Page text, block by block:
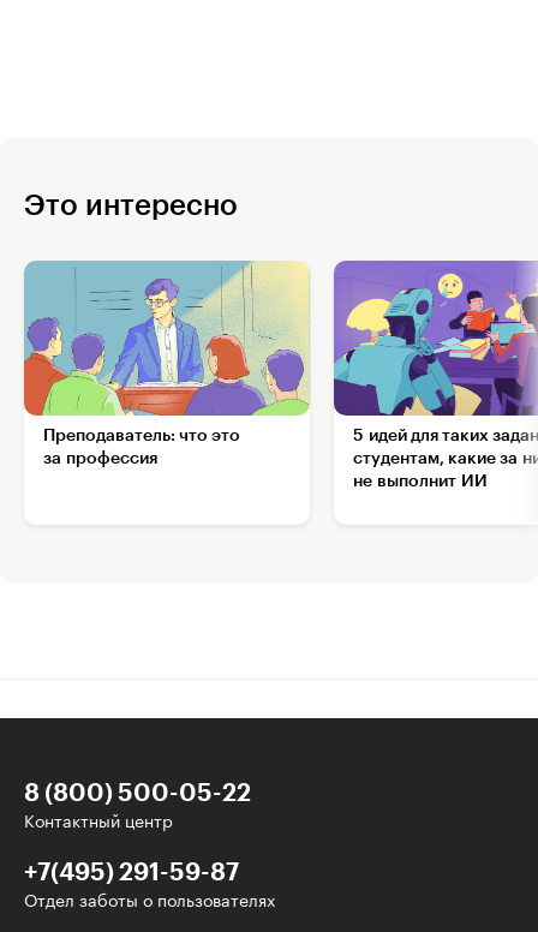
Это интересно
Преподаватель: что это
за профессия
5 идей для таких
студентам, какие за
не выполнит ИИ
8 (800) 500-05-22
Контактный центр
+7(495) 291-59-87
Отдел заботы о пользователях